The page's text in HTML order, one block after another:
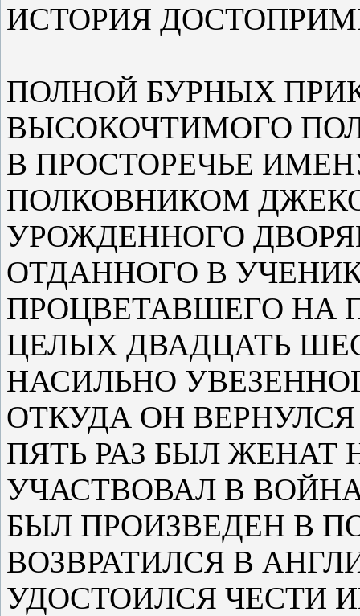
ИСТОРИЯ
ПОЛНОЙ БУРНЫХ
ВЫСОКОЧТИМОГО
В ПРОСТОРЕЧЬЕ
ПОЛКОВНИКОМ
УРОЖДЕННОГО
ОТДАННОГО В
ПРОЦВЕТАВШЕГО НА
ЦЕЛЫХ ДВАДЦАТЬ
НАСИЛЬНО
ОТКУДА ОН
ПЯТЬ РАЗ БЫЛ
УЧАСТВОВАЛ В
БЫЛ ПРОИЗВЕДЕН В
ВОЗВРАТИЛСЯ В
УДОСТОИЛСЯ ЧЕСТИ